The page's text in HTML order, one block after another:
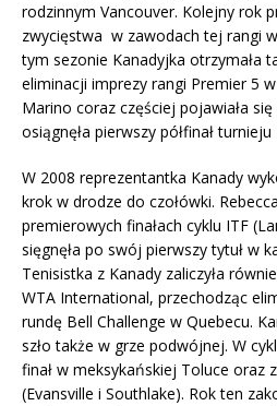
rodzinnym Vancouver. Kolejny rok
zwycięstwa w zawodach tej rangi
tym sezonie Kanadyjka otrzymała
eliminacji imprezy rangi Premier 5
Marino coraz częściej pojawiała
osiągnęła pierwszy półfinał turnieju
W 2008 reprezentantka Kanady
krok w drodze do czołówki.
premierowych finałach cyklu ITF
sięgnęła po swój pierwszy tytuł w
Tenisistka z Kanady zaliczyła
WTA International, przechodząc
rundę Bell Challenge w Quebecu.
szło także w grze podwójnej. W
finał w meksykańskiej Toluce oraz
(Evansville i Southlake). Rok ten